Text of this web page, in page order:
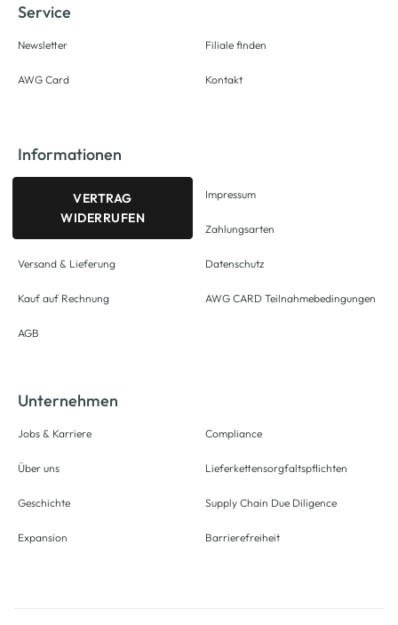
Service
Newsletter
AWG Card
Filiale finden
Kontakt
Informationen
VERTRAG
WIDERRUFEN
Versand & Lieferung
Kauf auf Rechnung
AGB
Impressum
Zahlungsarten
Datenschutz
AWG CARD Teilnahmebedingungen
Unternehmen
Jobs & Karriere
Über uns
Geschichte
Expansion
Compliance
Lieferkettensorgfaltspflichten
Supply Chain Due Diligence
Barrierefreiheit